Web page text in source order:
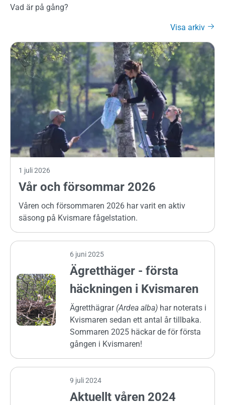
Vad är på gång?
Visa arkiv
1 juli 2026
Vår och försommar 2026
Våren och försommaren 2026 har varit en aktiv
säsong på Kvismare fågelstation.
6 juni 2025
Ägretthäger - första
häckningen i Kvismaren
Ägretthägrar (Ardea alba)har noterats i
Kvismaren sedan ett antal år tillbaka.
Sommaren 2025 häckar de för första
gången i Kvismaren!
9 juli 2024
Aktuellt våren 2024